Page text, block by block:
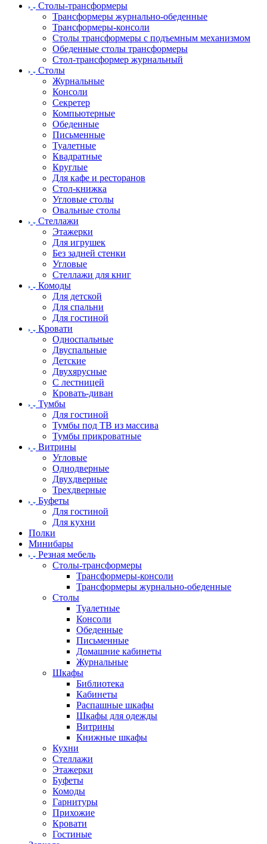
Столы-трансформеры
Трансформеры журнально-обеденные
Трансформеры-консоли
Столы трансформеры с подъемным механизмом
Обеденные столы трансформеры
Стол-трансформер журнальный
Столы
Журнальные
Консоли
Секретер
Компьютерные
Обеденные
Письменные
Туалетные
Квадратные
Круглые
Для кафе и ресторанов
Стол-книжка
Угловые столы
Овальные столы
Стеллажи
Этажерки
Для игрушек
Без задней стенки
Угловые
Стеллажи для книг
Комоды
Для детской
Для спальни
Для гостиной
Кровати
Односпальные
Двуспальные
Детские
Двухярусные
С лестницей
Кровать-диван
Тумбы
Для гостиной
Тумбы под ТВ из массива
Тумбы прикроватные
Витрины
Угловые
Однодверные
Двухдверные
Трехдверные
Буфеты
Для гостиной
Для кухни
Полки
Минибары
Резная мебель
Столы-трансформеры
Трансформеры-консоли
Трансформеры журнально-обеденные
Столы
Туалетные
Консоли
Обеденные
Письменные
Домашние кабинеты
Журнальные
Шкафы
Библиотека
Кабинеты
Распашные шкафы
Шкафы для одежды
Витрины
Книжные шкафы
Кухни
Стеллажи
Этажерки
Буфеты
Комоды
Гарнитуры
Прихожие
Кровати
Гостиные